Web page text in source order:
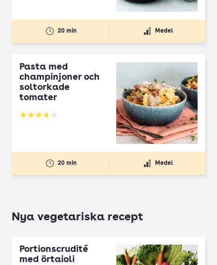
20 min Medel
Pasta med
champinjoner och
soltorkade
tomater
Betyg: 3.7 av 5
20 min Medel
Nya vegetariska recept
Portionscrudité
med örtaioli